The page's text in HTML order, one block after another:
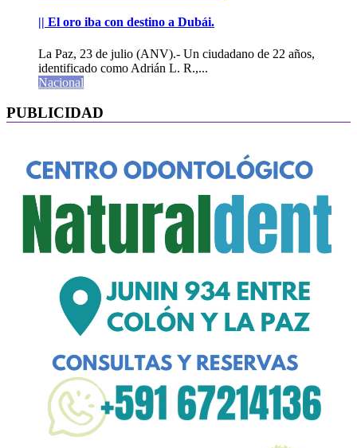
|| El oro iba con destino a Dubái.
La Paz, 23 de julio (ANV).- Un ciudadano de 22 años,
identificado como Adrián L. R.,...
Nacional
PUBLICIDAD